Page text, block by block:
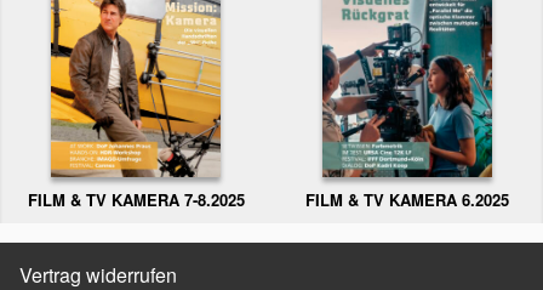
FILM & TV KAMERA 7-8.2025 FILM & TV KAMERA 6.2025
Vertrag widerrufen